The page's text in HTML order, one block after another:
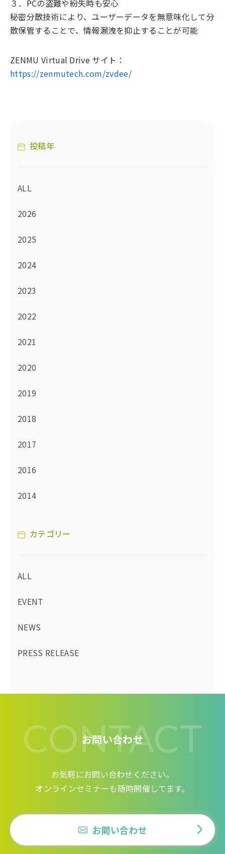
３．PCの盗難や紛失時も安心
秘密分散技術により、ユーザーデータを無意味化して分
散保管することで、情報漏洩を抑止することが可能
ZENMU Virtual Drive サイト：
https://zenmutech.com/zvdee/
投稿年
ALL
2026
2025
2024
2023
2022
2021
2020
2019
2018
2017
2016
2014
カテゴリー
ALL
EVENT
NEWS
PRESS RELEASE
CONTACT
お問い合わせ
お気軽にお問い合わせください。
オンラインセミナーも随時開催してます。
お問い合わせ